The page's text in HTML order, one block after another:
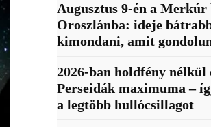
Augusztus 9-én a Merkúr
Oroszlánba: ideje
kimondani, amit
2026-ban holdfény nélkül
Perseidák maximuma –
a legtöbb hullócsillagot